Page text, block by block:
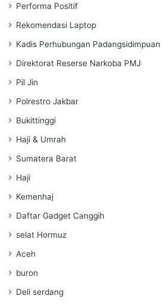
Performa Positif
Rekomendasi Laptop
Kadis Perhubungan Padangsidimpuan
Direktorat Reserse Narkoba PMJ
Pil Jin
Polrestro Jakbar
Bukittinggi
Haji & Umrah
Sumatera Barat
Haji
Kemenhaj
Daftar Gadget Canggih
selat Hormuz
Aceh
buron
Deli serdang